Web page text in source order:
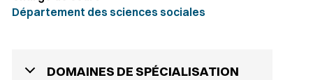
Département des sciences sociales
DOMAINES DE SPÉCIALISATION